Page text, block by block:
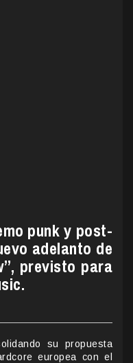
punk y post-
adelanto de
previsto para
su propuesta
europea con el